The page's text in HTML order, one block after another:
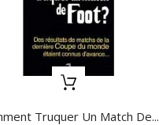
Truquer Un Match De...